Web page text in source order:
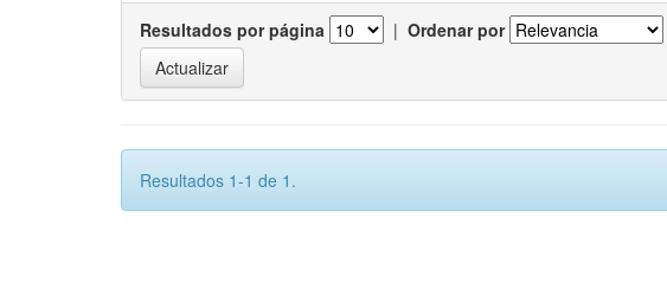
Resultados por página | Ordenar por
Resultados 1-1 de 1.